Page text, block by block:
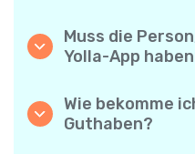
Minutenpreise und
Gebühren. Keine
oder
Muss die
Yolla-App
Telefonnummer
andere Person
Yolla-zu-Yolla-
Wie bekomme
Guthaben?